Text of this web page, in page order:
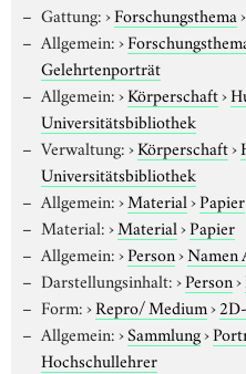
Gattung:›Forschungsthema›
Allgemein:›
Gelehrtenporträt
Allgemein:›Körperschaft›
Universitätsbibliothek
Verwaltung:›Körperschaft›
Universitätsbibliothek
Allgemein:›Material›Papier
Material:›Material›Papier
Allgemein:›Person›Namen
Darstellungsinhalt:›Person›
Form:›Repro/ Medium›
Allgemein:›Sammlung›
Hochschullehrer